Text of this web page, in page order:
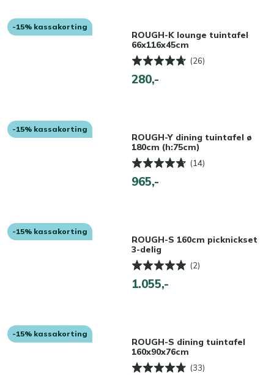
-15% kassakorting
ROUGH-K lounge tuintafel
66x116x45cm
(26)
280,-
-15% kassakorting
ROUGH-Y dining tuintafel ø
180cm (h:75cm)
(14)
965,-
-15% kassakorting
ROUGH-S 160cm picknickset
3-delig
(2)
1.055,-
-15% kassakorting
ROUGH-S dining tuintafel
160x90x76cm
(33)